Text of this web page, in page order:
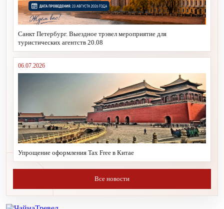
Санкт Петербург. Выездное трэвел мероприятие для
туристических агентств 20.08
06.07.2026
Упрощение оформления Tax Free в Китае
Все новости